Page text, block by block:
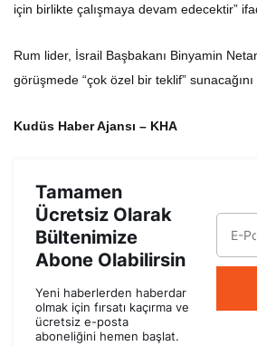
için birlikte çalışmaya devam edecektir”
Rum lider, İsrail Başbakanı Binyamin
görüşmede “çok özel bir teklif”
Kudüs Haber Ajansı – KHA
Tamamen
Ücretsiz Olarak
Bültenimize
Abone Olabilirsin
Yeni haberlerden haberdar
olmak için fırsatı kaçırma ve
ücretsiz e-posta
aboneliğini hemen başlat.